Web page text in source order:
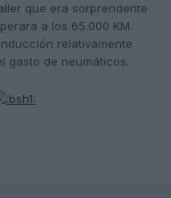
que era sorprendente
a los 65.000 KM.
relativamente
gasto de neumáticos.